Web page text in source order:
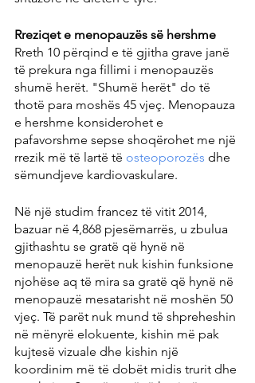
Rreziqet e menopauzës së hershme
Rreth 10 përqind e të gjitha grave janë
të prekura nga fillimi i menopauzës
shumë herët. "Shumë herët" do të
thotë para moshës 45 vjeç. Menopauza
e hershme konsiderohet e
pafavorshme sepse shoqërohet me një
rrezik më të lartë të osteoporozës dhe
sëmundjeve kardiovaskulare.
Në një studim francez të vitit 2014,
bazuar në 4,868 pjesëmarrës, u zbulua
gjithashtu se gratë që hynë në
menopauzë herët nuk kishin funksione
njohëse aq të mira sa gratë që hynë në
menopauzë mesatarisht në moshën 50
vjeç. Të parët nuk mund të shpreheshin
në mënyrë elokuente, kishin më pak
kujtesë vizuale dhe kishin një
koordinim më të dobët midis trurit dhe